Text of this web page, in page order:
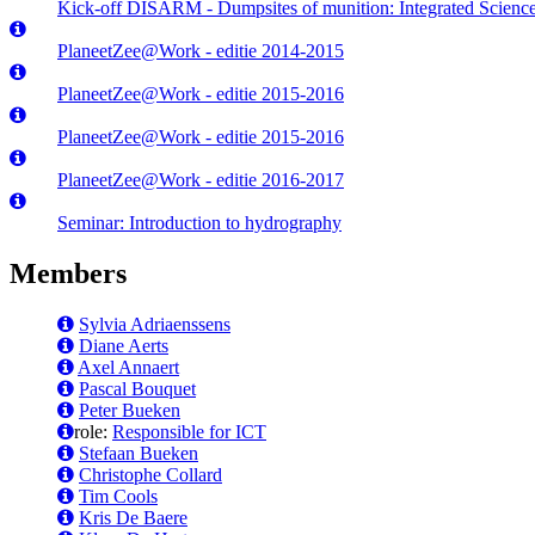
Kick-off DISARM - Dumpsites of munition: Integrated
PlaneetZee@Work - editie 2014-2015
PlaneetZee@Work - editie 2015-2016
PlaneetZee@Work - editie 2015-2016
PlaneetZee@Work - editie 2016-2017
Seminar: Introduction to hydrography
Members
Sylvia Adriaenssens
Diane Aerts
Axel Annaert
Pascal Bouquet
Peter Bueken
role: Responsible for ICT
Stefaan Bueken
Christophe Collard
Tim Cools
Kris De Baere